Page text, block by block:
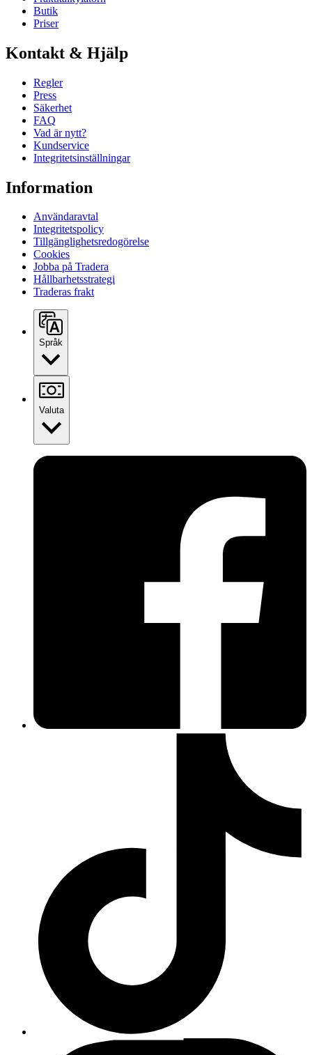
Butik
Priser
Kontakt & Hjälp
Regler
Press
Säkerhet
FAQ
Vad är nytt?
Kundservice
Integritetsinställningar
Information
Användaravtal
Integritetspolicy
Tillgänglighetsredogörelse
Cookies
Jobba på Tradera
Hållbarhetsstrategi
Traderas frakt
Språk
Valuta